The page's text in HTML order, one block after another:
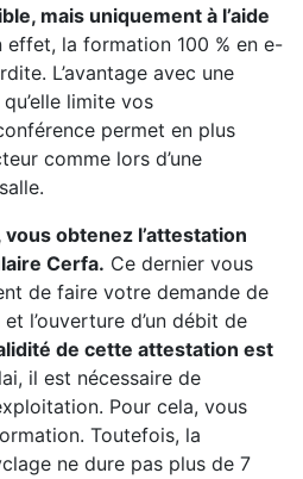
mais uniquement à l’aide
effet, la formation 100 % en e-
L’avantage avec une
limite vos
permet en plus
comme lors d’une
obtenez l’attestation
Cerfa. Ce dernier vous
de faire votre demande de
l’ouverture d’un débit de
de cette attestation est
il est nécessaire de
Pour cela, vous
Toutefois, la
ne dure pas plus de 7